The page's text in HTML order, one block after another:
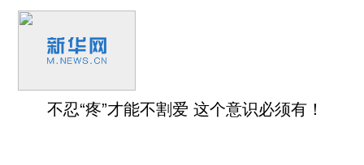
不忍“疼”才能不割爱 这个意识必须有！